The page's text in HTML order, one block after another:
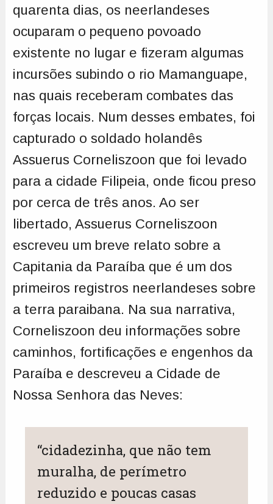
quarenta dias, os neerlandeses
ocuparam o pequeno povoado
existente no lugar e fizeram algumas
incursões subindo o rio Mamanguape,
nas quais receberam combates das
forças locais. Num desses embates, foi
capturado o soldado holandês
Assuerus Corneliszoon que foi levado
para a cidade Filipeia, onde ficou preso
por cerca de três anos. Ao ser
libertado, Assuerus Corneliszoon
escreveu um breve relato sobre a
Capitania da Paraíba que é um dos
primeiros registros neerlandeses sobre
a terra paraibana. Na sua narrativa,
Corneliszoon deu informações sobre
caminhos, fortificações e engenhos da
Paraíba e descreveu a Cidade de
Nossa Senhora das Neves:
“cidadezinha, que não tem
muralha, de perímetro
reduzido e poucas casas